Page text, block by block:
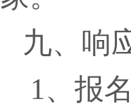
九、 响
1、报